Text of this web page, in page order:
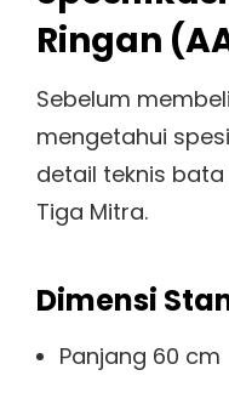
Ringan
Sebelum
mengetahui
detail teknis
Tiga Mitra.
Dimensi
Panjang 60 cm